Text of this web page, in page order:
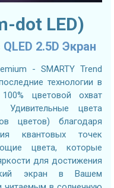
dot LED)
2.5D Экран
- SMARTY Trend
технологии в
цветовой охват
Удивительные цвета
цветов) благодаря
квантовых точек
цвета, которые
для достижения
экран в Вашем